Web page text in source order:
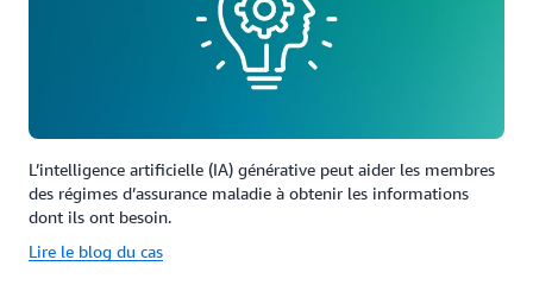
L’intelligence artificielle (IA) générative peut aider les membres
des régimes d’assurance maladie à obtenir les informations
dont ils ont besoin.
Lire le blog du cas